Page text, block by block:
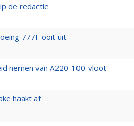
de redactie
777F ooit uit
nemen van A220-100-vloot
haakt af